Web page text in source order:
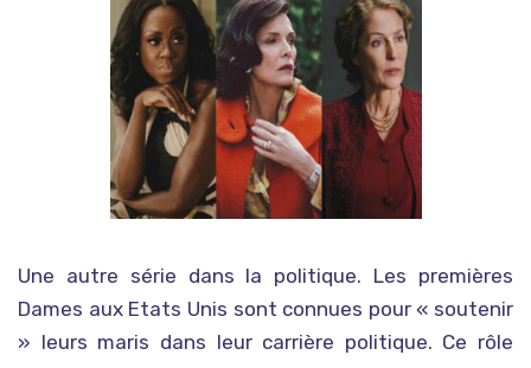
Une autre série dans la politique. Les premières
Dames aux Etats Unis sont connues pour « soutenir
» leurs maris dans leur carrière politique. Ce rôle